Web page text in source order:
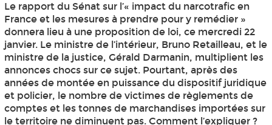
Le rapport du Sénat sur l’« impact du narcotrafic en
France et les mesures à prendre pour y remédier »
donnera lieu à une proposition de loi, ce mercredi 22
janvier. Le ministre de l’intérieur, Bruno Retailleau, et le
ministre de la justice, Gérald Darmanin, multiplient les
annonces chocs sur ce sujet. Pourtant, après des
années de montée en puissance du dispositif juridique
et policier, le nombre de victimes de règlements de
comptes et les tonnes de marchandises importées sur
le territoire ne diminuent pas. Comment l’expliquer ?